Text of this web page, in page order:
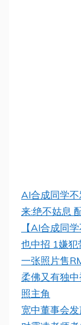
AI合成同学
来:绝不姑息
【AI合成同
也中招 1嫌犯
一张照片售
柔佛又有独
照主角
宽中董事会